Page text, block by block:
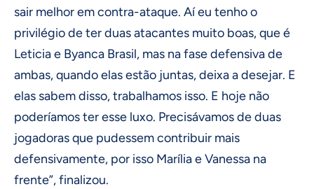
sair melhor em contra-ataque. Aí eu tenho o
privilégio de ter duas atacantes muito boas, que é
Leticia e Byanca Brasil, mas na fase defensiva de
ambas, quando elas estão juntas, deixa a desejar. E
elas sabem disso, trabalhamos isso. E hoje não
poderíamos ter esse luxo. Precisávamos de duas
jogadoras que pudessem contribuir mais
defensivamente, por isso Marília e Vanessa na
frente”, finalizou.